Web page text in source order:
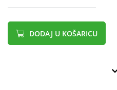
DODAJ U KOŠARICU